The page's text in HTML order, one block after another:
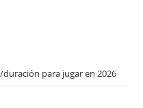
para jugar en 2026